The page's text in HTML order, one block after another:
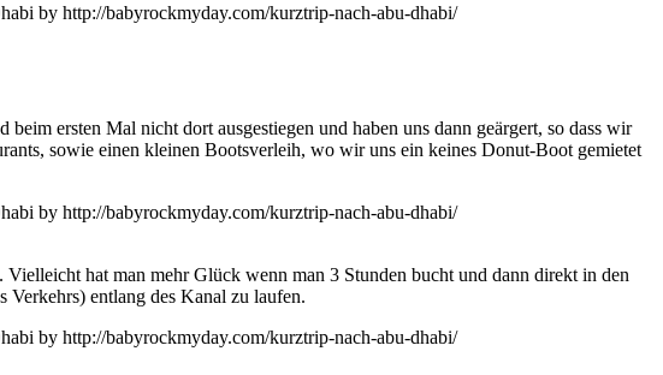
ersten Mal nicht dort ausgestiegen und haben uns dann geärgert, so dass wir
sowie einen kleinen Bootsverleih, wo wir uns ein keines Donut-Boot gemietet
Vielleicht hat man mehr Glück wenn man 3 Stunden bucht und dann direkt in den
Verkehrs) entlang des Kanal zu laufen.